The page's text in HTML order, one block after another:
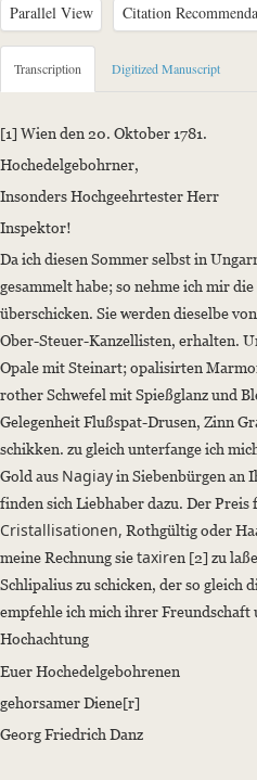
Parallel View Citation
Metadata Concerning Header
Sender: Danz, Georg Friedrich
Recipient: Werner, Abraham
Date: 20.10.1781
Manuscript
Classification Number:
Incipit: „[1] Wien den 20. Oktober
Insonders Hochgeehrtester Herr
Da ich diesen Sommer selbst in
Language
German
Transcription Digitized Manuscript
[1] Wien den 20. Oktober 1781.
Hochedelgebohrner,
Insonders Hochgeehrtester Herr
Inspektor!
Da ich diesen Sommer selbst in
gesammelt habe; so nehme ich mir
überschicken. Sie werden dieselbe
Ober-Steuer-Kanzellisten, erhalten.
Opale mit Steinart; opalisirten
rother Schwefel mit Spießglanz und
Gelegenheit Flußspat-Drusen, Zinn
schikken. zu gleich unterfange ich
Gold aus Nagiayin Siebenbürgen an
finden sich Liebhaber dazu. Der
Cristallisationen, Rothgültig oder
meine Rechnung sietaxiren [2] zu
Schlipalius zu schicken, der so gleich
empfehle ich mich ihrer
Hochachtung
Euer Hochedelgebohrenen
gehorsamer Diene[r]
Georg Friedrich Danz